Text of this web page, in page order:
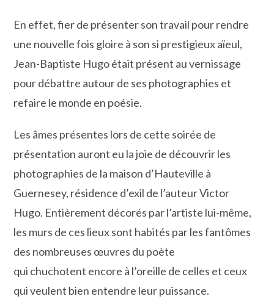
En effet, fier de présenter son travail pour rendre
une nouvelle fois gloire à son si prestigieux aïeul,
Jean-Baptiste Hugo était présent au vernissage
pour débattre autour de ses photographies et
refaire le monde en poésie.
Les âmes présentes lors de cette soirée de
présentation auront eu la joie de découvrir les
photographies de la maison d’Hauteville à
Guernesey, résidence d’exil de l’auteur Victor
Hugo. Entièrement décorés par l’artiste lui-même,
les murs de ces lieux sont habités par les fantômes
des nombreuses œuvres du poète
qui chuchotent encore à l’oreille de celles et ceux
qui veulent bien entendre leur puissance.